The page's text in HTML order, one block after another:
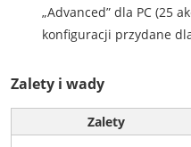
„Advanced” dla PC (25
konfiguracji przydane
Zalety i wady
Zalety